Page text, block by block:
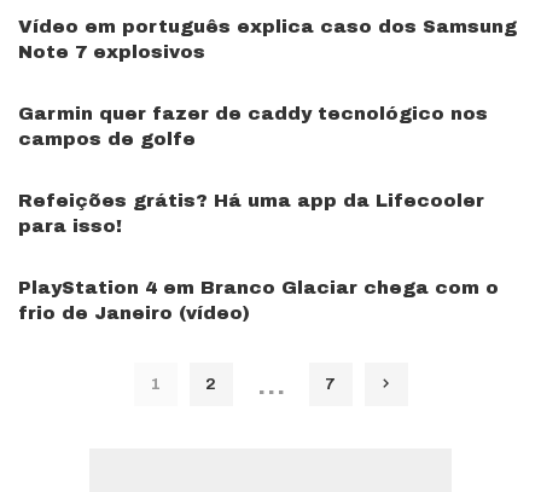
Vídeo em português explica caso dos Samsung
Note 7 explosivos
Garmin quer fazer de caddy tecnológico nos
campos de golfe
Refeições grátis? Há uma app da Lifecooler
para isso!
PlayStation 4 em Branco Glaciar chega com o
frio de Janeiro (vídeo)
1 2 … 7